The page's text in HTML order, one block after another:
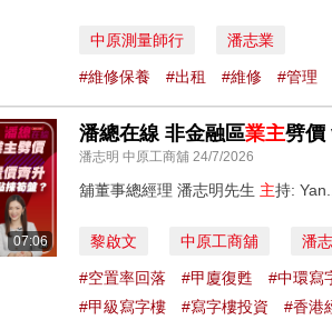
中原測量師行 潘志業
#維修保養 #出租 #維修 #管理
07:06
潘總在線 非金融區業主劈價
潘志明 中原工商舖 24/7/2026
舖董事總經理 潘志明先生 主持:
黎啟文 中原工商舖 潘
#空置率回落 #甲廈復甦 #中環寫
#甲級寫字樓
#寫字樓投資 #香港